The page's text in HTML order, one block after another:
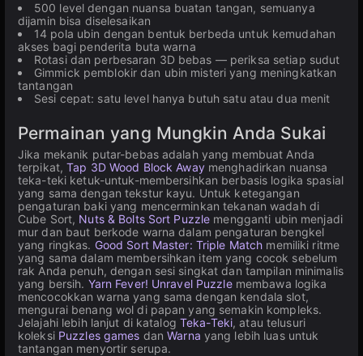
500 level dengan nuansa buatan tangan, semuanya
dijamin bisa diselesaikan
14 pola ubin dengan bentuk berbeda untuk kemudahan
akses bagi penderita buta warna
Rotasi dan perbesaran 3D bebas — periksa setiap sudut
Gimmick pemblokir dan ubin misteri yang meningkatkan
tantangan
Sesi cepat: satu level hanya butuh satu atau dua menit
Permainan yang Mungkin Anda Sukai
Jika mekanik putar-bebas adalah yang membuat Anda
terpikat,Tap 3D Wood Block Awaymenghadirkan nuansa
teka-teki ketuk-untuk-membersihkan berbasis logika spasial
yang sama dengan tekstur kayu. Untuk ketegangan
pengaturan baki yang mencerminkan tekanan wadah di
Cube Sort, Nuts & Bolts Sort Puzzle mengganti ubin menjadi
mur dan baut berkode warna dalam pengaturan bengkel
yang ringkas. Good Sort Master: Triple Match memiliki ritme
yang sama dalam membersihkan item yang cocok sebelum
rak Anda penuh, dengan sesi singkat dan tampilan minimalis
yang bersih. Yarn Fever! Unravel Puzzlemembawa logika
mencocokkan warna yang sama dengan kendala slot,
mengurai benang wol di papan yang semakin kompleks.
Jelajahi lebih lanjut di katalog Teka-Teki, atau telusuri
koleksi Puzzles games danWarna yang lebih luas untuk
tantangan menyortir serupa.